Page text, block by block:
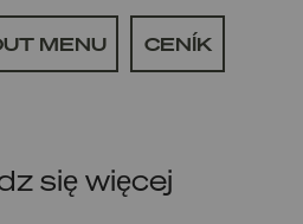
MENU CENÍK
się więcej